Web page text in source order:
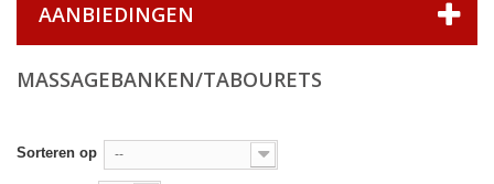
AANBIEDINGEN
MASSAGEBANKEN/TABOURETS
Sorteren op --